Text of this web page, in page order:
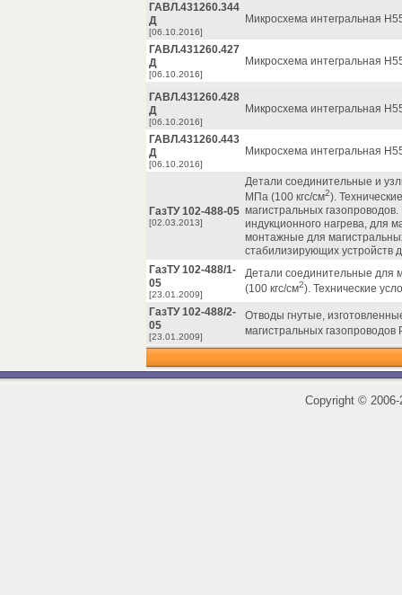
ГАВЛ.431260.344
Д
[06.10.2016]
Микросхема интегральная
ГАВЛ.431260.427
Д
[06.10.2016]
Микросхема интегральная
ГАВЛ.431260.428
Д
[06.10.2016]
Микросхема интегральная
ГАВЛ.431260.443
Д
[06.10.2016]
Микросхема интегральная
ГазТУ 102-488-05
[02.03.2013]
Детали соединительные и
МПа (100 кгс/см2).
магистральных
индукционного нагрева, для
монтажные для
стабилизирующих устройств
ГазТУ 102-488/1-
05
[23.01.2009]
Детали соединительные для
(100 кгс/см2). Технические
ГазТУ 102-488/2-
05
[23.01.2009]
Отводы гнутые,
магистральных
Copyright ©